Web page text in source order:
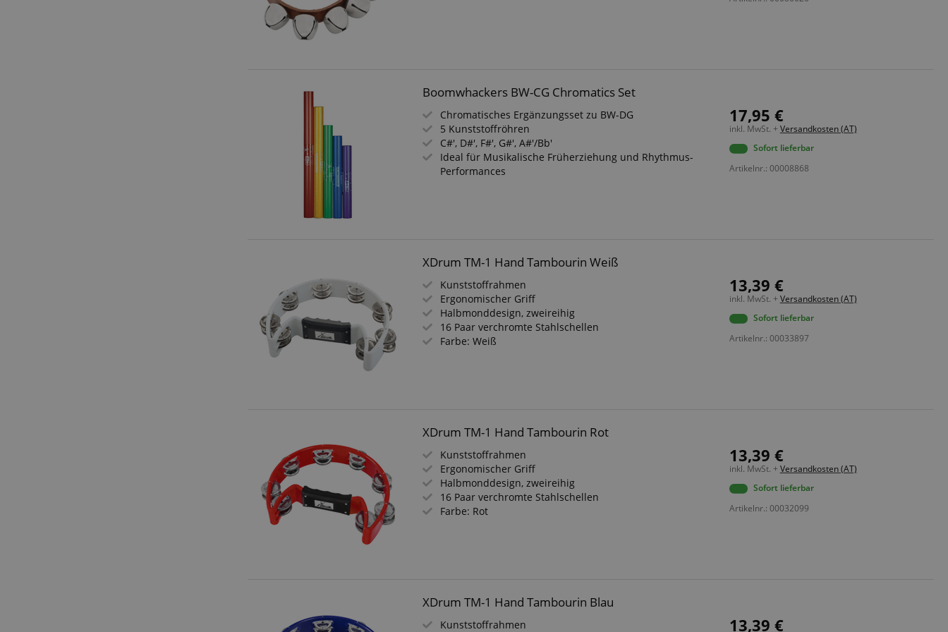
Boomwhackers BW-CG Chromatics Set
Chromatisches Ergänzungsset zu BW-DG
5 Kunststoffröhren
C#', D#', F#', G#', A#'/Bb'
Ideal für Musikalische Früherziehung und Rhythmus-
Performances
17,95 €
inkl. MwSt. + Versandkosten (AT)
Sofort lieferbar
Artikelnr.: 00008868
XDrum TM-1 Hand Tambourin Weiß
Kunststoffrahmen
Ergonomischer Griff
Halbmonddesign, zweireihig
16 Paar verchromte Stahlschellen
Farbe: Weiß
13,39 €
inkl. MwSt. + Versandkosten (AT)
Sofort lieferbar
Artikelnr.: 00033897
XDrum TM-1 Hand Tambourin Rot
Kunststoffrahmen
Ergonomischer Griff
Halbmonddesign, zweireihig
16 Paar verchromte Stahlschellen
Farbe: Rot
13,39 €
inkl. MwSt. + Versandkosten (AT)
Sofort lieferbar
Artikelnr.: 00032099
XDrum TM-1 Hand Tambourin Blau
Kunststoffrahmen 13,39 €
Cookie
Anbieter /
Domain
Google-Datenschutzerklärung